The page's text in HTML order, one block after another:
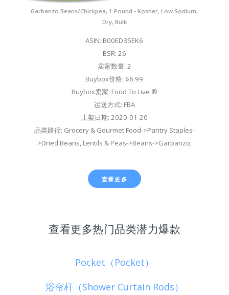
Garbanzo Beans/Chickpea, 1 Pound - Kosher, Low Sodium,
Dry, Bulk
ASIN: B00ED35EK6
BSR: 26
卖家数量: 2
Buybox价格: $6.99
Buybox卖家: Food To Live ®
运送方式: FBA
上架日期: 2020-01-20
品类路径: Grocery & Gourmet Food->Pantry Staples-
>Dried Beans, Lentils & Peas->Beans->Garbanzo;
查看更多
查看更多热门品类潜力爆款
Pocket（Pocket）
浴帘杆（Shower Curtain Rods）